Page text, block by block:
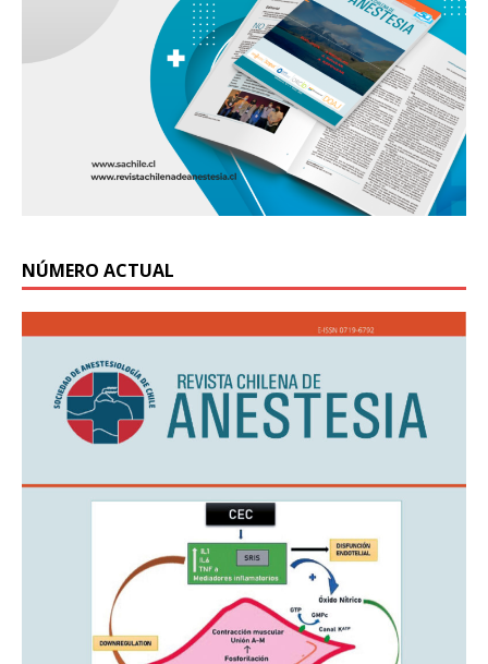
NÚMERO ACTUAL